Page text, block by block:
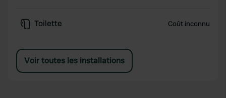
Toilette Coût inconnu
Voir toutes les installations